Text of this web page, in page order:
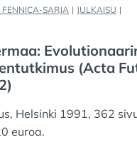
SARJA | JULKAISU |
(Acta
Helsinki 1991, 362
euroa.